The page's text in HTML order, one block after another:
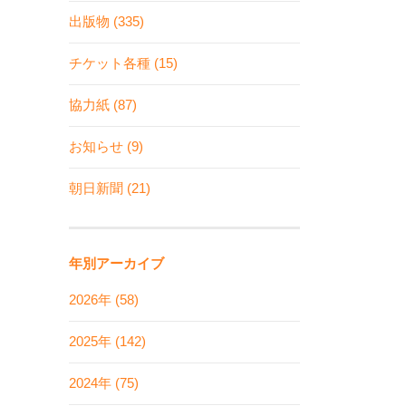
出版物 (335)
チケット各種 (15)
協力紙 (87)
お知らせ (9)
朝日新聞 (21)
年別アーカイブ
2026年 (58)
2025年 (142)
2024年 (75)